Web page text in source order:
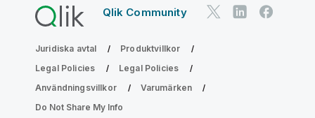
Qlik Community
Juridiska avtal
Produktvillkor
Legal Policies
Legal Policies
Användningsvillkor
Varumärken
Do Not Share My Info